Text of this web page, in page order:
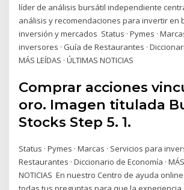
líder de análisis bursátil independiente
análisis y recomendaciones para invertir en
inversión y mercados Status · Pymes ·
inversores · Guía de Restaurantes ·
MÁS LEÍDAS · ÚLTIMAS NOTICIAS
Comprar acciones
oro. Imagen titulada
Stocks Step 5. 1.
Status · Pymes · Marcas · Servicios para
Restaurantes · Diccionario de Economía · MÁS
NOTICIAS En nuestro Centro de ayuda